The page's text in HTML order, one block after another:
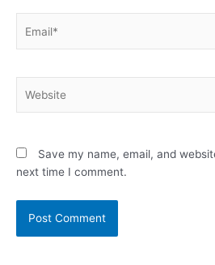
Save my name, email, and
next time I comment.